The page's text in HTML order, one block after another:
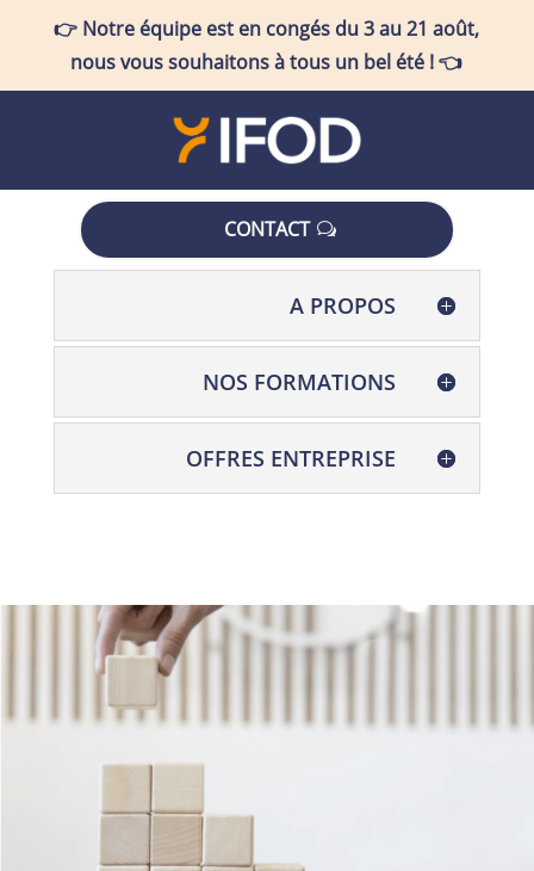
👉 Notre équipe est en congés du 3 au 21 août,
nous vous souhaitons à tous un bel été !👈
CONTACT
A PROPOS
NOS FORMATIONS
OFFRES ENTREPRISE